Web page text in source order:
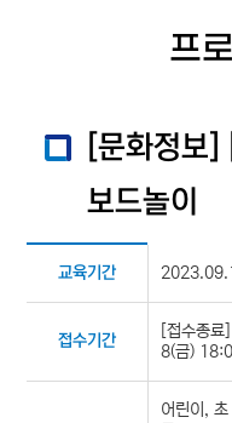
프
[문화정보
보드놀이
교육기간
접수기간
[접수종
8(금)
어린이, 초